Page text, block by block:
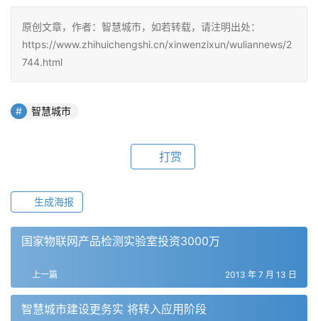
原创文章，作者：智慧城市，如若转载，请注明出处：
https://www.zhihuichengshi.cn/xinwenzixun/wuliannews/2
744.html
智慧城市
打赏
生成海报
国家物联网产品检测实验室投资3000万
上一篇 2013 年 7 月 13 日
智慧城市建设更务实 将转入应用阶段